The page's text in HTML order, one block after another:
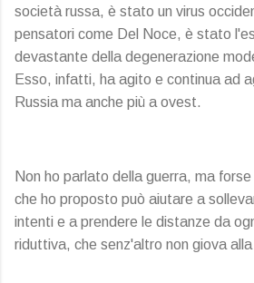
società russa, è stato un virus
pensatori come Del Noce, è stato
devastante della degenerazione
Esso, infatti, ha agito e continua ad
Russia ma anche più a ovest.
Non ho parlato della guerra, ma
che ho proposto può aiutare a
intenti e a prendere le distanze da
riduttiva, che senz'altro non giova